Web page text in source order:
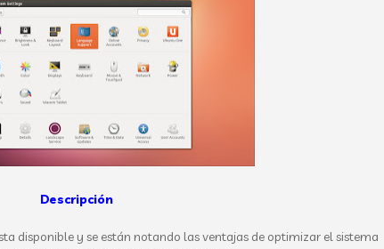
Descripción
disponible y se están notando las ventajas de optimizar el sistema